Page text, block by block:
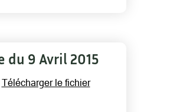
du 9 Avril 2015
Télécharger le fichier